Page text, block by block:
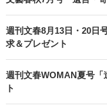
週刊文春8月13日・20日
求＆プレゼント
週刊文春WOMAN夏号「
ト